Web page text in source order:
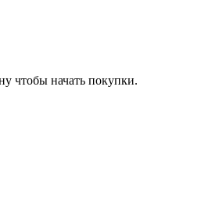
чтобы начать покупки.